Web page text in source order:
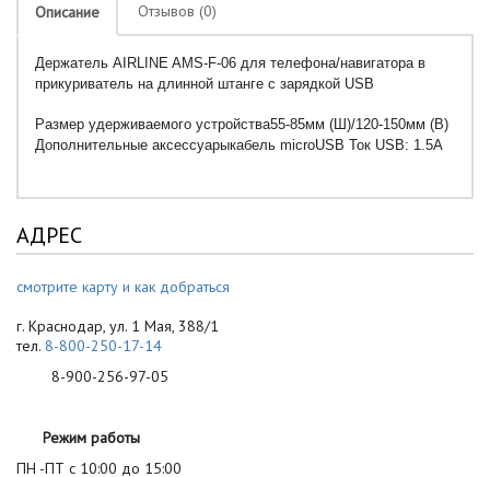
Описание Отзывов (0)
Держатель AIRLINE AMS-F-06 для телефона/навигатора в
прикуриватель на длинной штанге с зарядкой USB
Размер удерживаемого устройства55-85мм (Ш)/120-150мм (В)
Дополнительные аксессуарыкабель microUSB Ток USB: 1.5А
АДРЕС
смотрите карту и как добраться
г. Краснодар, ул. 1 Мая, 388/1
тел. 8-800-250-17-14
8-900-256-97-05
Режим работы
ПН -ПТ с 10:00 до 15:00